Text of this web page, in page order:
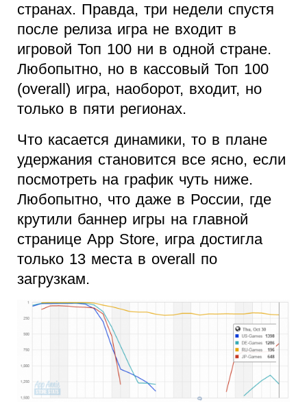
странах. Правда, три недели спустя
после релиза игра не входит в
игровой Топ 100 ни в одной стране.
Любопытно, но в кассовый Топ 100
(overall) игра, наоборот, входит, но
только в пяти регионах.
Что касается динамики, то в плане
удержания становится все ясно, если
посмотреть на график чуть ниже.
Любопытно, что даже в России, где
крутили баннер игры на главной
странице App Store, игра достигла
только 13 места в overall по
загрузкам.